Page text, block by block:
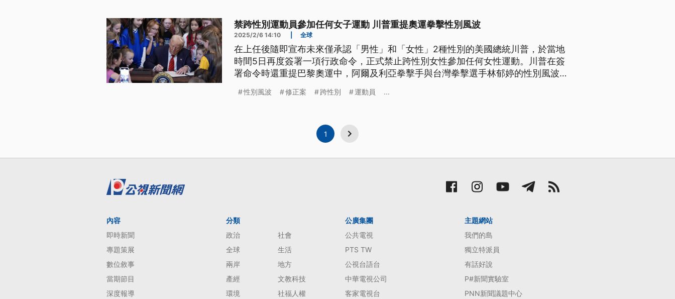
禁跨性別運動員參加任何女子運動 川普重提奧運拳擊性別風波
2025/2/6 14:10 全球
在上任後隨即宣布未來僅承認「男性」和「女性」2種性別的美國總統川普，於當地
時間5日再度簽署一項行政命令，正式禁止跨性別女性參加任何女性運動。川普在簽
署命令時還重提巴黎奧運中，阿爾及利亞拳擊手與台灣拳擊選手林郁婷的性別風波，
性別風波 修正案 跨性別 運動員 ...
1
內容
即時新聞
專題策展
數位敘事
當期節目
深度報導
分類
政治
社會
全球
生活
兩岸
地方
產經
文教科技
環境
社福人權
公廣集團
公共電視
PTS TW
公視台語台
中華電視公司
客家電視台
主題網站
我們的島
獨立特派員
有話好說
P#新聞實驗室
PNN新聞議題中心